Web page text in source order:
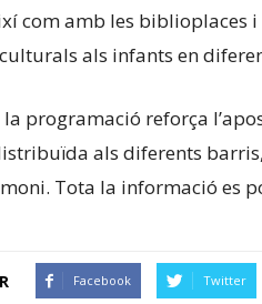
com amb les
als infants en
la programació reforça
als diferents
Tota la informació es
Facebook Twitter